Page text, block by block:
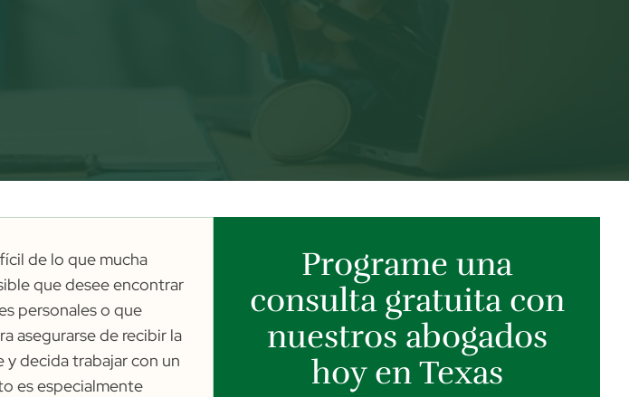
de lo que mucha
que desee encontrar
personales o que
asegurarse de recibir la
decida trabajar con un
es especialmente
Programe una
consulta gratuita con
nuestros abogados
hoy en Texas